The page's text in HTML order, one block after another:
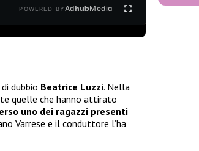
POWERED BYAdhubMedia
dubbio Beatrice Luzzi. Nella
quelle che hanno attirato
uno dei ragazzi presenti
Varrese e il conduttore l’ha